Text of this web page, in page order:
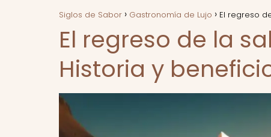
Siglos de Sabor Gastronomía de Lujo El regreso
El regreso de la
Historia y